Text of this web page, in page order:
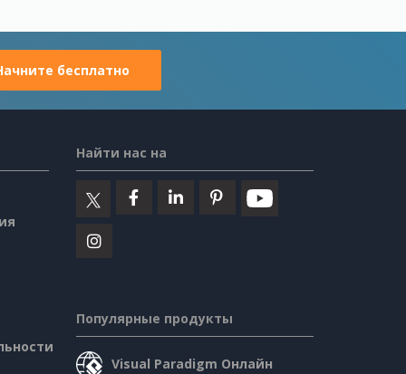
бесплатно
Найти нас на
Популярные продукты
Visual Paradigm Онлайн